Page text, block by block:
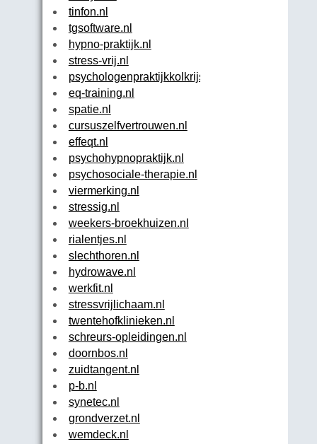
tinfon.nl
tgsoftware.nl
hypno-praktijk.nl
stress-vrij.nl
psychologenpraktijkkolkrijst.nl
eq-training.nl
spatie.nl
cursuszelfvertrouwen.nl
effeqt.nl
psychohypnopraktijk.nl
psychosociale-therapie.nl
viermerking.nl
stressig.nl
weekers-broekhuizen.nl
rialentjes.nl
slechthoren.nl
hydrowave.nl
werkfit.nl
stressvrijlichaam.nl
twentehofklinieken.nl
schreurs-opleidingen.nl
doornbos.nl
zuidtangent.nl
p-b.nl
synetec.nl
grondverzet.nl
wemdeck.nl